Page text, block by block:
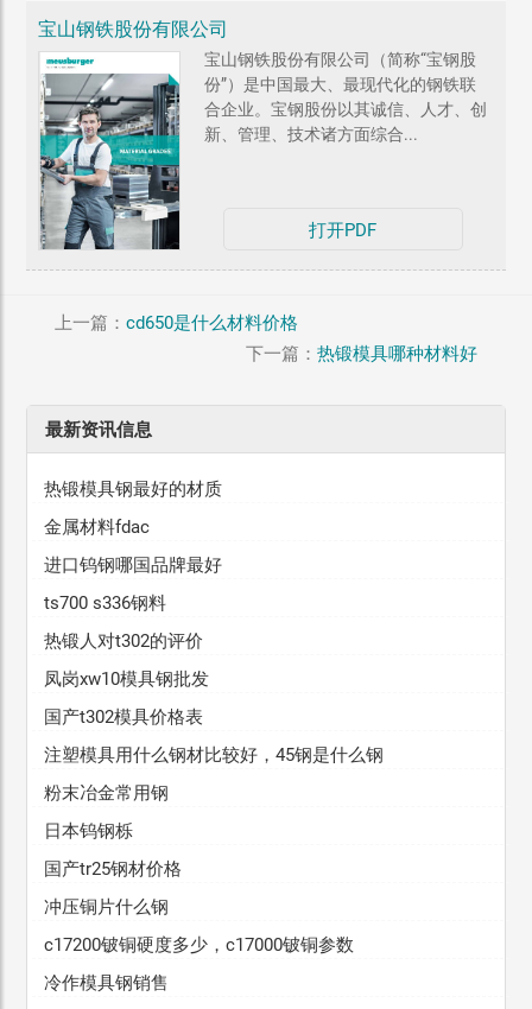
宝山钢铁股份有限公司
宝山钢铁股份有限公司（简称“宝钢股
份”）是中国最大、最现代化的钢铁联
合企业。宝钢股份以其诚信、人才、创
新、管理、技术诸方面综合...
打开PDF
上一篇： cd650是什么材料价格
下一篇：热锻模具哪种材料好
最新资讯信息
热锻模具钢最好的材质
金属材料fdac
进口钨钢哪国品牌最好
ts700 s336钢料
热锻人对t302的评价
凤岗xw10模具钢批发
国产t302模具价格表
注塑模具用什么钢材比较好，45钢是什么钢
粉末冶金常用钢
日本钨钢栎
国产tr25钢材价格
冲压铜片什么钢
c17200铍铜硬度多少，c17000铍铜参数
冷作模具钢销售